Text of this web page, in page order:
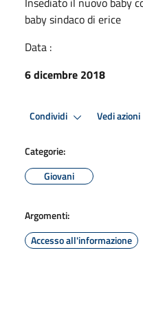
baby sindaco di erice
Data :
6 dicembre 2018
Condividi Vedi azioni
Categorie:
Giovani
Argomenti:
Accesso all'informazione